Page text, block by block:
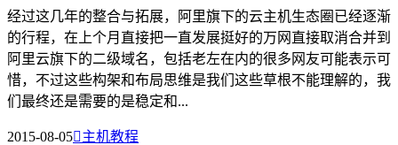
经过这几年的整合与拓展，阿里旗下的云主机生态圈已经逐渐
的行程，在上个月直接把一直发展挺好的万网直接取消合并到
阿里云旗下的二级域名，包括老左在内的很多网友可能表示可
惜，不过这些构架和布局思维是我们这些草根不能理解的，我
们最终还是需要的是稳定和...
2015-08-05主机教程